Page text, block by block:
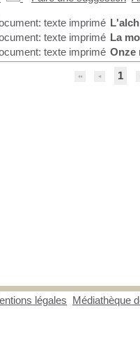
La
Onze
1
légales Médiathèque